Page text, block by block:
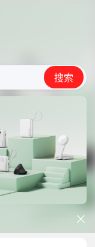
搜索
搜索
